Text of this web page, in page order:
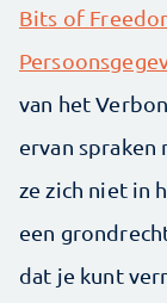
Bits of
van het
ervan
ze zich niet in
een
dat je kunt